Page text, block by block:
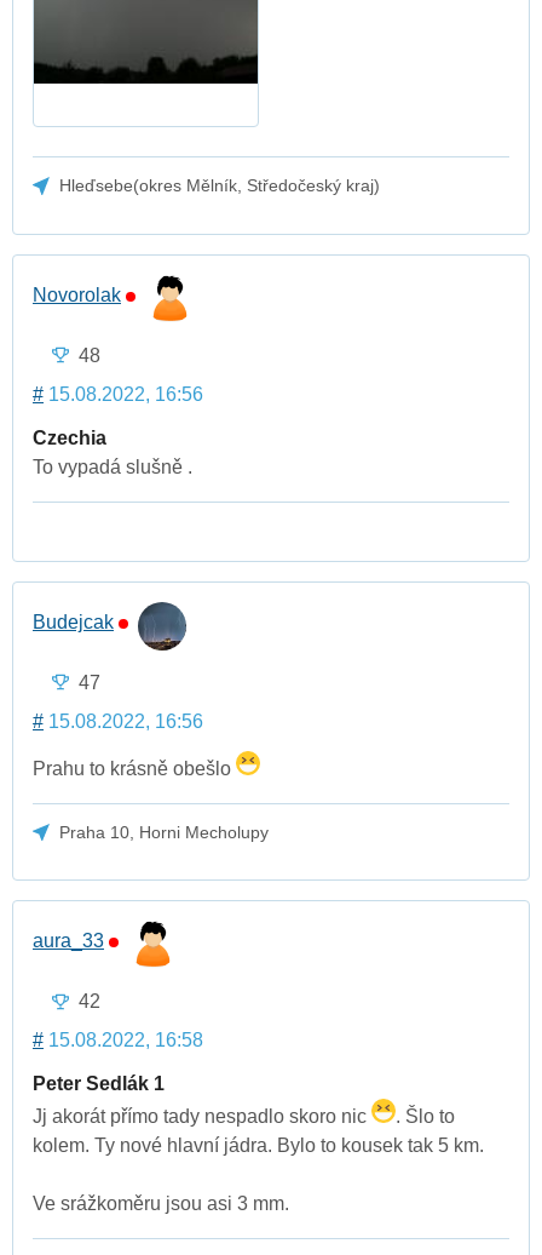
Hleďsebe(okres Mělník, Středočeský kraj)
Novorolak
48
# 15.08.2022, 16:56
Czechia
To vypadá slušně .
Budejcak
47
# 15.08.2022, 16:56
Prahu to krásně obešlo
Praha 10, Horni Mecholupy
aura_33
42
# 15.08.2022, 16:58
Peter Sedlák 1
Jj akorát přímo tady nespadlo skoro nic
. Šlo to
kolem. Ty nové hlavní jádra. Bylo to kousek tak 5 km.
Ve srážkoměru jsou asi 3 mm.